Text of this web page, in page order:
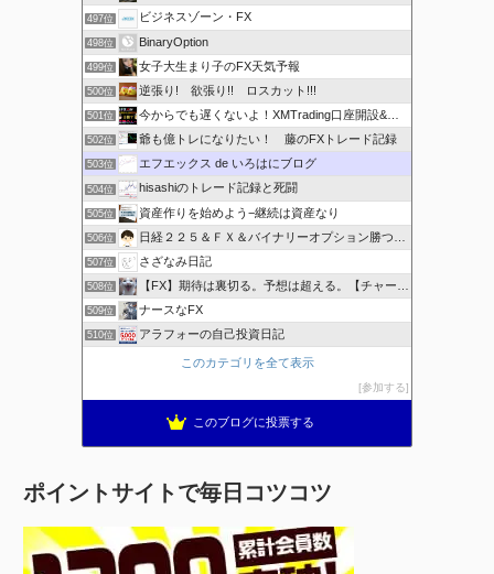
497位 ビジネスゾーン・FX
498位 BinaryOption
499位 女子大生まり子のFX天気予報
500位 逆張り! 欲張り!! ロスカット!!!
501位 今からでも遅くないよ！XMTrading口座開設&攻略ブログ
502位 爺も億トレになりたい！ 藤のFXトレード記録
503位 エフエックス de いろはにブログ
504位 hisashiのトレード記録と死闘
505位 資産作りを始めよう−継続は資産なり
506位 日経２２５＆ＦＸ＆バイナリーオプション勝つための
507位 さざなみ日記
508位 【FX】期待は裏切る。予想は超える。【チャート学びブログ】
509位 ナースなFX
510位 アラフォーの自己投資日記
このカテゴリを全て表示
参加する
このブログに投票する
ポイントサイトで毎日コツコツ